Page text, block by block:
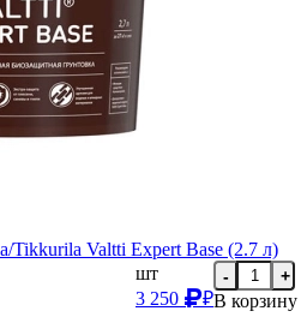
Tikkurila Valtti Expert Base (2.7 л)
шт
3 250
₽
- +
В корзину